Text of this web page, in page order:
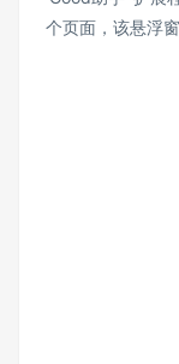
个页面，该悬浮